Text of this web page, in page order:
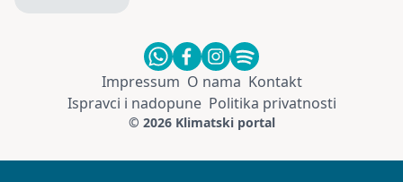
Impressum O nama Kontakt
Ispravci i nadopune Politika privatnosti
© 2026 Klimatski portal